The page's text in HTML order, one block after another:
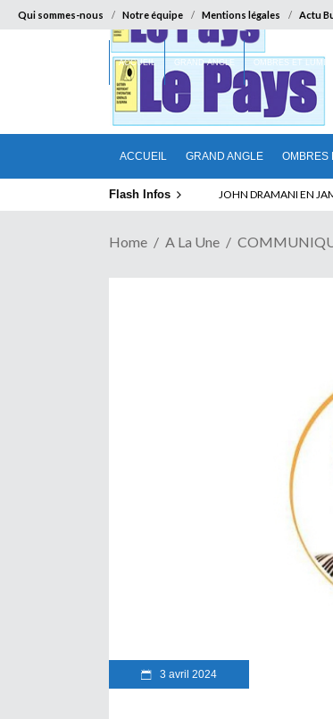
Qui sommes-nous Notre équipe Mentions légales Actu
ACCUEIL GRAND ANGLE OMBRES
ACCUEIL GRAND ANGLE OMBRES ET
Flash Infos ELECTION DE TALON
Home A La Une
3 avril 2024